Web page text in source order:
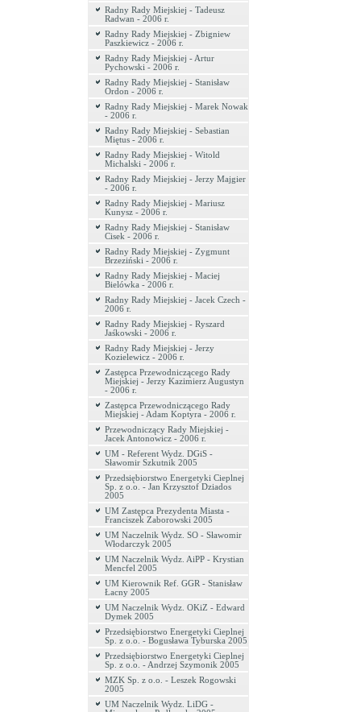
Radny Rady Miejskiej - Tadeusz
Radwan - 2006 r.
Radny Rady Miejskiej - Zbigniew
Paszkiewicz - 2006 r.
Radny Rady Miejskiej - Artur
Pychowski - 2006 r.
Radny Rady Miejskiej - Stanisław
Ordon - 2006 r.
Radny Rady Miejskiej - Marek Nowak
- 2006 r.
Radny Rady Miejskiej - Sebastian
Miętus - 2006 r.
Radny Rady Miejskiej - Witold
Michalski - 2006 r.
Radny Rady Miejskiej - Jerzy Majgier
- 2006 r.
Radny Rady Miejskiej - Mariusz
Kunysz - 2006 r.
Radny Rady Miejskiej - Stanisław
Cisek - 2006 r.
Radny Rady Miejskiej - Zygmunt
Brzeziński - 2006 r.
Radny Rady Miejskiej - Maciej
Bielówka - 2006 r.
Radny Rady Miejskiej - Jacek Czech -
2006 r.
Radny Rady Miejskiej - Ryszard
Jaśkowski - 2006 r.
Radny Rady Miejskiej - Jerzy
Kozielewicz - 2006 r.
Zastępca Przewodniczącego Rady
Miejskiej - Jerzy Kazimierz Augustyn
- 2006 r.
Zastępca Przewodniczącego Rady
Miejskiej - Adam Koptyra - 2006 r.
Przewodniczący Rady Miejskiej -
Jacek Antonowicz - 2006 r.
UM - Referent Wydz. DGiS -
Sławomir Szkutnik 2005
Przedsiębiorstwo Energetyki Cieplnej
Sp. z o.o. - Jan Krzysztof Dziados
2005
UM Zastępca Prezydenta Miasta -
Franciszek Zaborowski 2005
UM Naczelnik Wydz. SO - Sławomir
Włodarczyk 2005
UM Naczelnik Wydz. AiPP - Krystian
Mencfel 2005
UM Kierownik Ref. GGR - Stanisław
Łacny 2005
UM Naczelnik Wydz. OKiZ - Edward
Dymek 2005
Przedsiębiorstwo Energetyki Cieplnej
Sp. z o.o. - Bogusława Tyburska 2005
Przedsiębiorstwo Energetyki Cieplnej
Sp. z o.o. - Andrzej Szymonik 2005
MZK Sp. z o.o. - Leszek Rogowski
2005
UM Naczelnik Wydz. LiDG -